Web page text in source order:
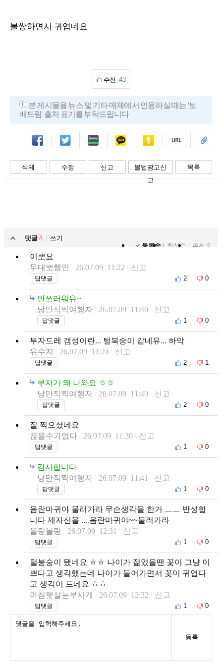
불쌍하면서 귀엽네요
추천 43
본 게시물을 뉴스 및 기타 매체에서 인용하실 때는 '보
배드림' 출처 표기를 부탁드립니다
페북 트윗 밴드 카톡 카스 복사 스크랩
삭제 수정 신고
불법광고신
고
목록
댓글 8
쓰기
등록순
최신순 추천순
이뽀요
무대뽀행인
26.07.09 11:22 신고
답댓글 2 0
안쓰러워유~
낭만직찍여행자
26.07.09 11:40 신고
답댓글 1 0
부자드레 갬성이란... 털복숭이 같네유... 하악
유수지
26.07.09 11:24 신고
답댓글 2 1
부자가 왜 나와요 ㅎㅎ
낭만직찍여행자
26.07.09 11:40 신고
답댓글 2 0
잘 찍으셨네요
끊을수가없다
26.07.09 11:30 신고
답댓글 1 0
감사합니다
낭만직찍여행자
26.07.09 11:41 신고
답댓글 1 0
음란마귀야 물러가라 무슨생각을 한거 ㅡㅡ 반성합
니다 제자신을 ....음란마귀야~~물러가라
울랑볼랑
26.07.09 12:31 신고
답댓글 1 0
털붕숭이 됐네요 ㅎㅎ 나이가 젊었을땐 꽃이 그냥 이
쁘다고 생각했는데 나이가 들어가면서 꽃이 귀엽다
고 생각이 드네요 ㅎㅎ
아침햇살눈부시게
26.07.09 12:32 신고
답댓글 1 0
등록